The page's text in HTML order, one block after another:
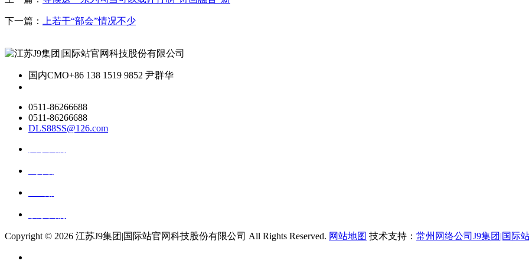
下一篇： 上若干“部会”情况不少
国内CMO+86 138 1519 9852 尹群华
0511-86266688
0511-86266688
DLS88SS@126.com
Copyright © 2026 江苏J9集团|国际站官网科技股份有限公司 All Rights Reserved. 网站地图 技术支持： 常州网络公司J9集团|国际